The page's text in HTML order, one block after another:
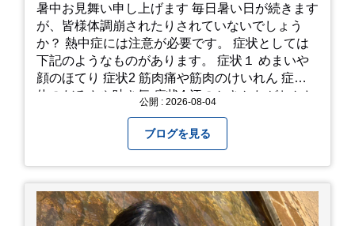
暑中お見舞い申し上げます 毎日暑い日が続きます
が、皆様体調崩されたりされていないでしょう
か？ 熱中症には注意が必要です。 症状としては
下記のようなものがあります。 症状１ めまいや
顔のほてり 症状2 筋肉痛や筋肉のけいれん 症状3
体のだるさや吐き気 症状4 汗のかきかたがおかし
に反応しない、まっすぐ歩けない 症状7 水分補給
に医療機関へ相談、または救急車を呼びましょう
□涼しい場所へ移動しましょう □衣服を脱がし、
体を冷やして体温を下げましょう □塩分や水分を
補給しましょう 一番大切な命を守って、夏を乗り
公開 : 2026-08-04
ブログを見る